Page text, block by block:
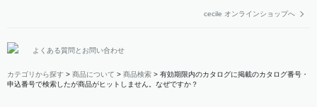
cecile オンラインショップへ
よくある質問とお問い合わせ
カテゴリから探す > 商品について > 商品検索 > 有効期限内のカタログに掲載のカタログ番号・
申込番号で検索したが商品がヒットしません。なぜですか？